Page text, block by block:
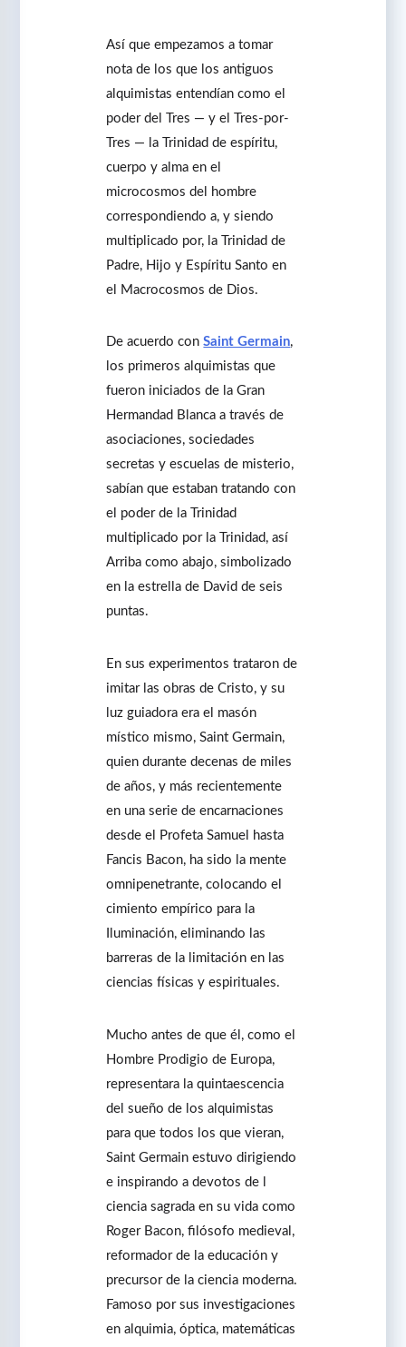
Así que empezamos a tomar
nota de los que los antiguos
alquimistas entendían como el
poder del Tres ― y el Tres-por-
Tres ― la Trinidad de espíritu,
cuerpo y alma en el
microcosmos del hombre
correspondiendo a, y siendo
multiplicado por, la Trinidad de
Padre, Hijo y Espíritu Santo en
el Macrocosmos de Dios.
De acuerdo conSaint Germain,
los primeros alquimistas que
fueron iniciados de la Gran
Hermandad Blanca a través de
asociaciones, sociedades
secretas y escuelas de misterio,
sabían que estaban tratando con
el poder de la Trinidad
multiplicado por la Trinidad, así
Arriba como abajo, simbolizado
en la estrella de David de seis
puntas.
En sus experimentos trataron de
imitar las obras de Cristo, y su
luz guiadora era el masón
místico mismo, Saint Germain,
quien durante decenas de miles
de años, y más recientemente
en una serie de encarnaciones
desde el Profeta Samuel hasta
Fancis Bacon, ha sido la mente
omnipenetrante, colocando el
cimiento empírico para la
Iluminación, eliminando las
barreras de la limitación en las
ciencias físicas y espirituales.
Mucho antes de que él, como el
Hombre Prodigio de Europa,
representara la quintaescencia
del sueño de los alquimistas
para que todos los que vieran,
Saint Germain estuvo dirigiendo
e inspirando a devotos de l
ciencia sagrada en su vida como
Roger Bacon, filósofo medieval,
reformador de la educación y
precursor de la ciencia moderna.
Famoso por sus investigaciones
en alquimia, óptica, matemáticas